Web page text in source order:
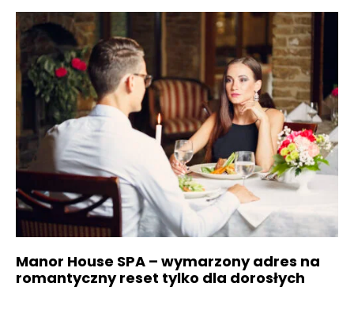
Manor House SPA – wymarzony adres na
romantyczny reset tylko dla dorosłych